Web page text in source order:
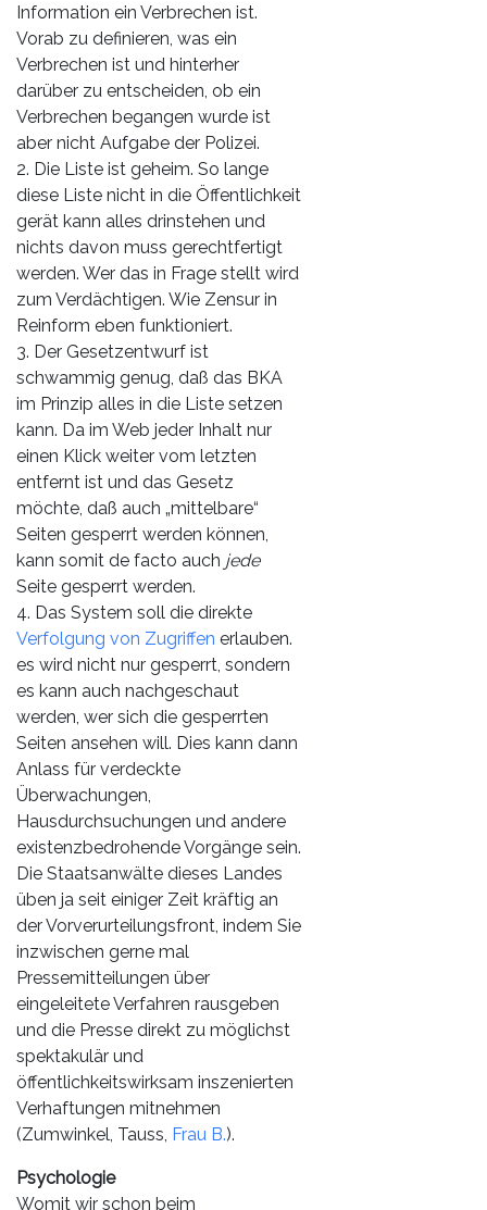
Information ein Verbrechen ist.
Vorab zu definieren, was ein
Verbrechen ist und hinterher
darüber zu entscheiden, ob ein
Verbrechen begangen wurde ist
aber nicht Aufgabe der Polizei.
2. Die Liste ist geheim. So lange
diese Liste nicht in die Öffentlichkeit
gerät kann alles drinstehen und
nichts davon muss gerechtfertigt
werden. Wer das in Frage stellt wird
zum Verdächtigen. Wie Zensur in
Reinform eben funktioniert.
3. Der Gesetzentwurf ist
schwammig genug, daß das BKA
im Prinzip alles in die Liste setzen
kann. Da im Web jeder Inhalt nur
einen Klick weiter vom letzten
entfernt ist und das Gesetz
möchte, daß auch „mittelbare“
Seiten gesperrt werden können,
kann somit de facto auch jede
Seite gesperrt werden.
4. Das System soll die direkte
Verfolgung von Zugriffen erlauben.
es wird nicht nur gesperrt, sondern
es kann auch nachgeschaut
werden, wer sich die gesperrten
Seiten ansehen will. Dies kann dann
Anlass für verdeckte
Überwachungen,
Hausdurchsuchungen und andere
existenzbedrohende Vorgänge sein.
Die Staatsanwälte dieses Landes
üben ja seit einiger Zeit kräftig an
der Vorverurteilungsfront, indem Sie
inzwischen gerne mal
Pressemitteilungen über
eingeleitete Verfahren rausgeben
und die Presse direkt zu möglichst
spektakulär und
öffentlichkeitswirksam inszenierten
Verhaftungen mitnehmen
(Zumwinkel, Tauss, Frau B.).
Psychologie
Womit wir schon beim